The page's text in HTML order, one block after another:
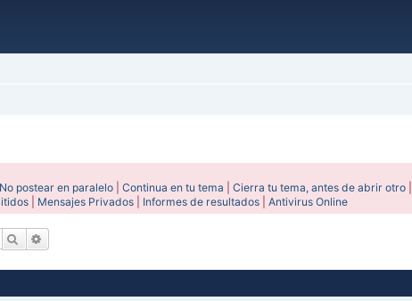
No postear en paralelo |Continua en tu tema |Cierra tu tema, antes de abrir otro
Mensajes Privados Informes de resultados |Antivirus Online
Buscar